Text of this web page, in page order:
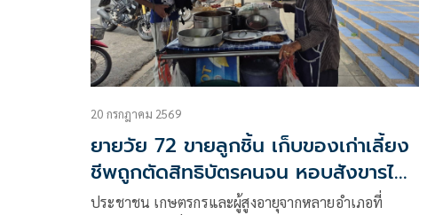
20 กรกฎาคม 2569
ยายวัย 72 ขายลูกชิ้น เก็บของเก่าเลี้ยง
ชีพถูกตัดสิทธิบัตรคนจน หอบสังขารไป
ต่อคิวอุทธรณ์
ประชาชน เกษตรกรและผู้สูงอายุจากหลายอำเภอที่